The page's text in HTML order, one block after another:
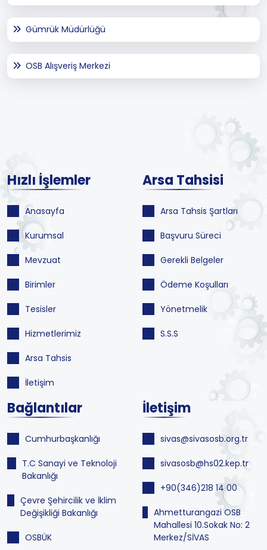
Gümrük Müdürlüğü
OSB Alışveriş Merkezi
Hızlı İşlemler
Anasayfa
Kurumsal
Mevzuat
Birimler
Tesisler
Hizmetlerimiz
Arsa Tahsis
İletişim
Arsa Tahsisi
Arsa Tahsis Şartları
Başvuru Süreci
Gerekli Belgeler
Ödeme Koşulları
Yönetmelik
S.S.S
Bağlantılar
Cumhurbaşkanlığı
T.C Sanayi ve Teknoloji
Bakanlığı
Çevre Şehircilik ve İklim
Değişikliği Bakanlığı
OSBÜK
İletişim
sivas@sivasosb.org.tr
sivasosb@hs02.kep.tr
+90(346)218 14 00
Ahmetturangazi OSB
Mahallesi 10.Sokak No: 2
Merkez/SİVAS